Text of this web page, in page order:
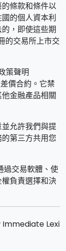
條款和條件以
的個人資本利
，即使這些期
的交易所上市交
策聲明
價合約。它禁
金融產品相關
允許我們與提
第三方共用您
交易軟體、使
負責選擇和決
Immediate Lexi